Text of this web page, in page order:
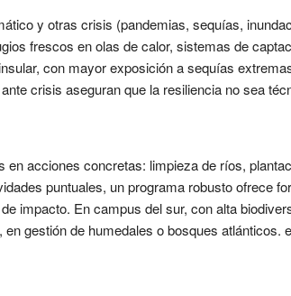
y otras crisis (pandemias, sequías,
frescos en olas de calor, sistemas de
con mayor exposición a sequías
crisis aseguran que la resiliencia no sea
acciones concretas: limpieza de ríos,
puntuales, un programa robusto ofrece
impacto. En campus del sur, con alta
gestión de humedales o bosques atlánticos.